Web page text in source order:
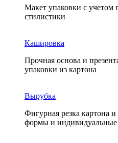
Макет упаковки с учетом
стилистики
Кашировка
Прочная основа и
упаковки из картона
Вырубка
Фигурная резка картона
формы и